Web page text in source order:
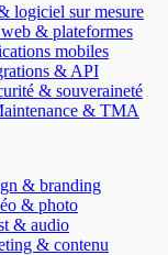
logiciel sur mesure
web & plateformes
mobiles
& API
& souveraineté
& TMA
& branding
& photo
& audio
& contenu